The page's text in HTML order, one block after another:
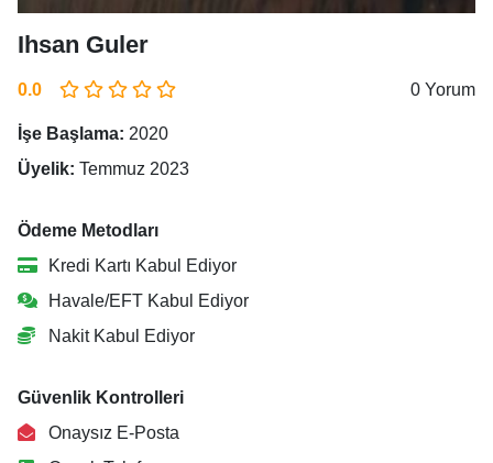
Ihsan Guler
0.0 0 Yorum
İşe Başlama: 2020
Üyelik: Temmuz 2023
Ödeme Metodları
Kredi Kartı Kabul Ediyor
Havale/EFT Kabul Ediyor
Nakit Kabul Ediyor
Güvenlik Kontrolleri
Onaysız E-Posta